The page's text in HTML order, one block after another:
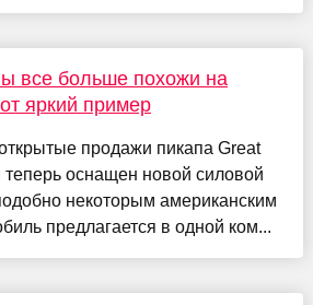
все больше похожи на
яркий пример
продажи пикапа Great
теперь оснащен новой силовой
некоторым американским
предлагается в одной ком...